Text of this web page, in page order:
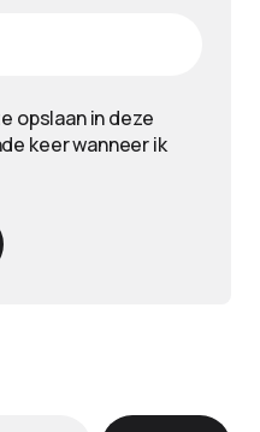
opslaan in deze
keer wanneer ik